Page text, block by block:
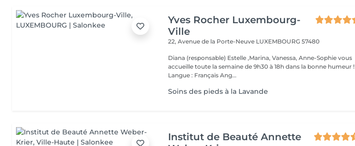
Yves Rocher Luxembourg-
Ville
22, Avenue de la Porte-Neuve LUXEMBOURG 57480
Diana (responsable) Estelle ,Marina, Vanessa, Anne-Sophie vous
accueille toute la semaine de 9h30 à 18h dans la bonne humeur !
Langue : Français Ang...
Soins des pieds à la Lavande
Institut de Beauté Annette